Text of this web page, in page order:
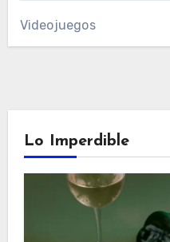
Videojuegos
Lo Imperdible